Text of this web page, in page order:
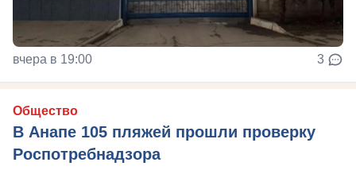
вчера в 19:00 3
Общество
В Анапе 105 пляжей прошли проверку
Роспотребнадзора